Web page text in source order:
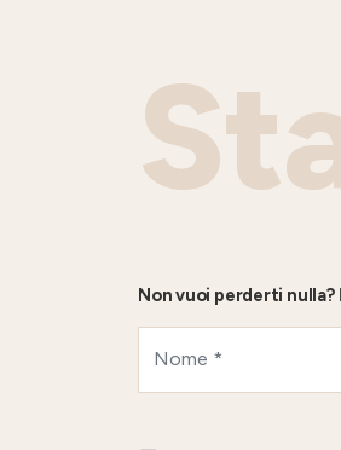
Non vuoi perderti nulla?